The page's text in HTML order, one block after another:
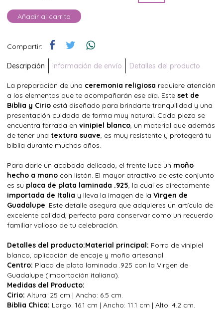
Añadir al carrito
Compartir:
Descripción Información de envío Detalles del producto
La preparación de una ceremonia religiosa requiere atención
a los elementos que te acompañarán ese día. Este set de
Biblia y Cirio está diseñado para brindarte tranquilidad y una
presentación cuidada de forma muy natural. Cada pieza se
encuentra forrada en vinipiel blanco, un material que además
de tener una textura suave, es muy resistente y protegerá tu
biblia durante muchos años.
Para darle un acabado delicado, el frente luce un moño
hecho a mano con listón. El mayor atractivo de este conjunto
es su placa de plata laminada .925, la cual es directamente
importada de Italia y lleva la imagen de la Virgen de
Guadalupe. Este detalle asegura que adquieres un artículo de
excelente calidad, perfecto para conservar como un recuerdo
familiar valioso de tu celebración.
Detalles del producto:Material principal: Forro de vinipiel
blanco, aplicación de encaje y moño artesanal.
Centro: Placa de plata laminada .925 con la Virgen de
Guadalupe (importación italiana).
Medidas del Producto:
Cirio: Altura: 25 cm | Ancho: 6.5 cm.
Biblia Chica: Largo: 16.1 cm | Ancho: 11.1 cm | Alto: 4.2 cm.